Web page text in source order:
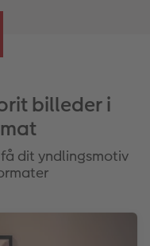
billeder i
dit yndlingsmotiv